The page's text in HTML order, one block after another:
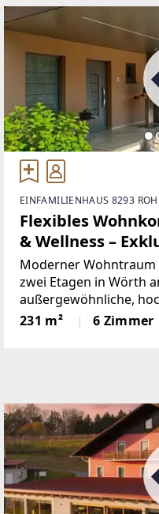
EINFAMILIENHAUS 8293
Flexibles
& Wellness –
Wörth a. d.
Moderner
zwei Etagen in Wörth
außergewöhnliche,
überzeugt durch
und maximale
231 m² 6 Zimmer